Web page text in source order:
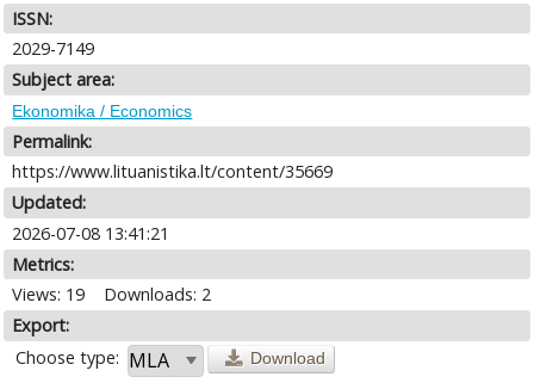
ISSN:
2029-7149
Subject area:
Ekonomika / Economics
Permalink:
https://www.lituanistika.lt/content/35669
Updated:
2026-07-08 13:41:21
Metrics:
Views: 19
Downloads: 2
Export:
Choose type:
Download